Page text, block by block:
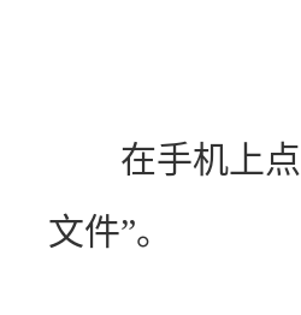
在手机上点
文件”。